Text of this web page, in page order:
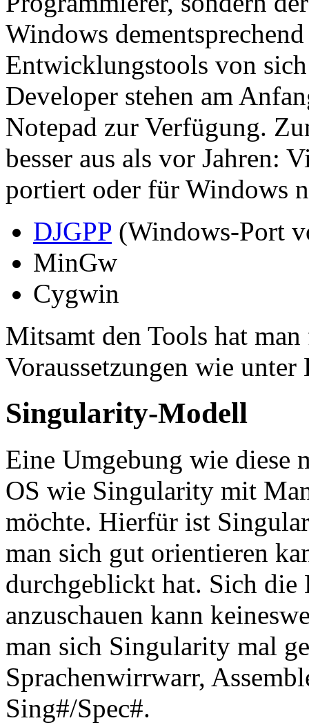
Windows
Entwicklungstools von
Developer stehen am
Notepad zur Verfügung.
besser aus als vor Jahren:
portiert oder für Windows
DJGPP (Windows-Port
MinGw
Cygwin
Mitsamt den Tools hat
Voraussetzungen wie
Singularity-Modell
Eine Umgebung wie diese
OS wie Singularity mit
möchte. Hierfür ist
man sich gut orientieren
durchgeblickt hat. Sich
anzuschauen kann
man sich Singularity mal
Sprachenwirrwarr,
Sing#/Spec#.